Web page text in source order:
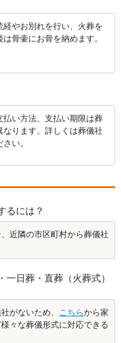
経やお別れを行い、火葬を
骨壷にお骨を納めます。
払い方法、支払い期限は葬
なります。詳しくは葬儀社
い。
るには？
近隣の市区町村から葬儀社
日葬・直葬（火葬式）
がないため、 こちらから家
々な葬儀形式に対応できる